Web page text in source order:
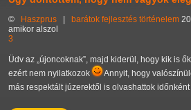
© Haszprus barátok fejlesztés történelem
amikor alszol
3
Üdv az újoncoknak , majd kiderül, hogy kik is
ezért nem nyilatkozok
Annyit, hogy
más respektált júzerektől is olvashattok